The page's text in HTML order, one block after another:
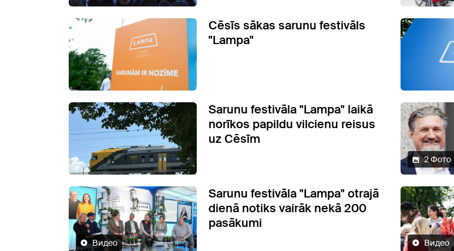
Cēsīs sākas sarunu festivāls
"Lampa"
Sarunu festivāla "Lampa" laikā
norīkos papildu vilcienu reisus
uz Cēsīm
2 Фото
Видео
Sarunu festivāla "Lampa" otrajā
dienā notiks vairāk nekā 200
pasākumi
Видео